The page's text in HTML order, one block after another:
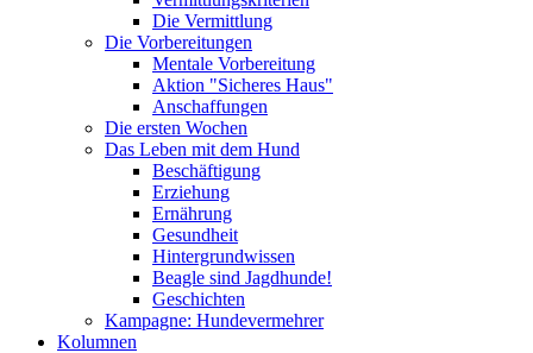
Die Vermittlung
Die Vorbereitungen
Mentale Vorbereitung
Aktion "Sicheres Haus"
Anschaffungen
Die ersten Wochen
Das Leben mit dem Hund
Beschäftigung
Erziehung
Ernährung
Gesundheit
Hintergrundwissen
Beagle sind Jagdhunde!
Geschichten
Kampagne: Hundevermehrer
Kolumnen